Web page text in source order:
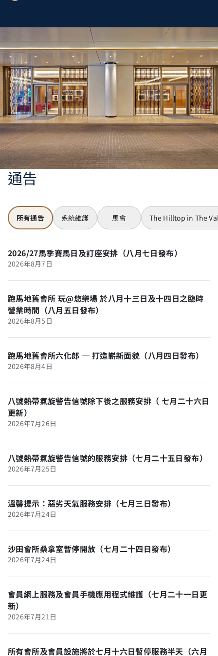
通告
所有通告 系統維護 馬會 The Hilltop in The
2026/27馬季賽馬日及訂座安排（八月七日發布）
2026年8月7日
跑馬地舊會所 玩@悠樂場 於八月十三日及十四日之臨時
營業時間（八月五日發布）
2026年8月5日
跑馬地舊會所六化郎 ─ 打造嶄新面貌（八月四日發布）
2026年8月4日
八號熱帶氣旋警告信號除下後之服務安排（ 七月二十六日
更新）
2026年7月26日
八號熱帶氣旋警告信號的服務安排（七月二十五日發布）
2026年7月25日
溫馨提示：惡劣天氣服務安排（七月三日發布）
2026年7月24日
沙田會所桑拿室暫停開放（七月二十四日發布）
2026年7月24日
會員網上服務及會員手機應用程式維護（七月二十一日更
新）
2026年7月21日
所有會所及會員設施將於七月十六日暫停服務半天（六月